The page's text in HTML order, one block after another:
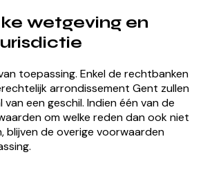
wetgeving en
toepassing. Enkel de rechtbanken
arrondissement Gent zullen
een geschil. Indien één van de
om welke reden dan ook niet
blijven de overige voorwaarden